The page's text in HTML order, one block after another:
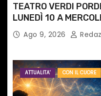
TEATRO VERDI
LUNEDÌ 10 A
PIAZZETTA
NIGHTS
Ago 9, 2026
ATTUALITA' CON IL CUORE